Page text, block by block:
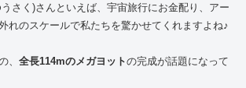
さく)さんといえば、宇宙旅行にお金配り、アー
れのスケールで私たちを驚かせてくれますよね♪
、 全長114mのメガヨットの完成が話題になって